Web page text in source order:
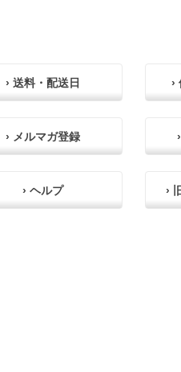
› 送料・配送日 ›
› メルマガ登録
› ヘルプ ›